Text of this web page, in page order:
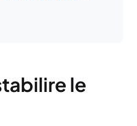
le